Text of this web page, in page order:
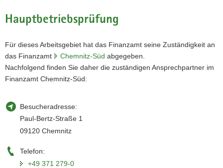
Hauptbetriebsprüfung
Für dieses Arbeitsgebiet hat das Finanzamt seine Zuständigkeit an
das Finanzamt
Chemnitz-Süd abgegeben.
Nachfolgend finden Sie daher die zuständigen Ansprechpartner im
Finanzamt Chemnitz-Süd:
Besucheradresse:
Paul-Bertz-Straße 1
09120 Chemnitz
Telefon:
+49 371 279-0